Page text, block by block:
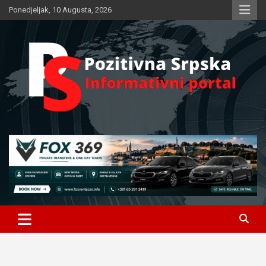
Skip
to
Ponedjeljak, 10 Augusta, 2026
Pozitivna Srpska